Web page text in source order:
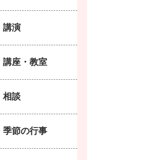
講演
講座・教室
相談
季節の行事